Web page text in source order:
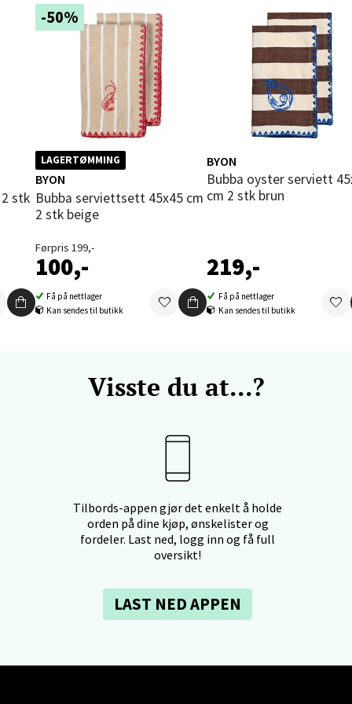
-50%
LAGERTØMMING
BYON
Bubba serviettsett 45x45 cm
2 stk beige
Førpris 199,-
100,-
Få på nettlager
Kan sendes til butikk
BYON
Bubba oyster serviett 45x45
cm 2 stk brun
219,-
Få på nettlager
Kan sendes til butikk
Visste du at...?
Tilbords-appen gjør det enkelt å holde
orden på dine kjøp, ønskelister og
fordeler. Last ned, logg inn og få full
oversikt!
LAST NED APPEN
dag 09-19
- Thon Senter Sartor
12, 5353 Straume
- Sirkus Shopping
5, 7044 Trondheim
dag 09-20
Thon Senter Ski
- Sortland Storsenter
- Thon Senter Steinkjer